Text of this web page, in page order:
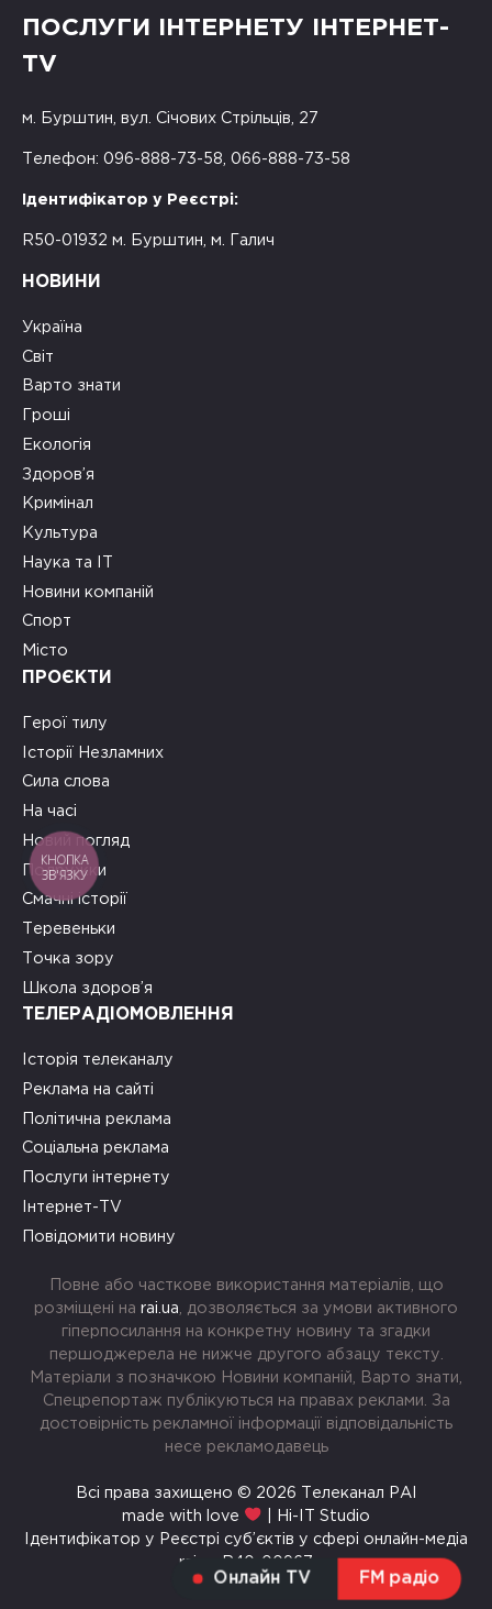
Онлайн TV FM радіо
ПОСЛУГИ ІНТЕРНЕТУ ІНТЕРНЕТ-
TV
м. Бурштин, вул. Січових Стрільців, 27
Телефон: 096-888-73-58, 066-888-73-58
Ідентифікатор у Реєстрі:
R50-01932 м. Бурштин, м. Галич
НОВИНИ
Україна
Світ
Варто знати
Гроші
Екологія
Здоров’я
Кримінал
Культура
Наука та ІТ
Новини компаній
Спорт
Місто
ПРОЄКТИ
Герої тилу
Історії Незламних
Сила слова
На часі
Новий погляд
Подружки
Смачні історії
Теревеньки
Точка зору
Школа здоров’я
ТЕЛЕРАДІОМОВЛЕННЯ
Історія телеканалу
Реклама на сайті
Політична реклама
Соціальна реклама
Послуги інтернету
Інтернет-TV
Повідомити новину
Повне або часткове використання матеріалів, що
розміщені на rai.ua , дозволяється за умови активного
гіперпосилання на конкретну новину та згадки
першоджерела не нижче другого абзацу тексту.
Матеріали з позначкою Новини компаній, Варто знати,
Спецрепортаж публікуються на правах реклами. За
достовірність рекламної інформації відповідальність
несе рекламодавець
Всі права захищено © 2026 Телеканал РАІ
made with love
| Hi-IT Studio
Ідентифікатор у Реєстрі суб’єктів у сфері онлайн-медіа
rai.ua R40-00967
КНОПКА
ЗВ'ЯЗКУ